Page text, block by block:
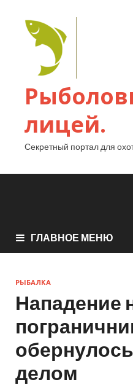
лицей.
Секретный портал для
ГЛАВНОЕ МЕНЮ
РЫБАЛКА
Нападение
делом